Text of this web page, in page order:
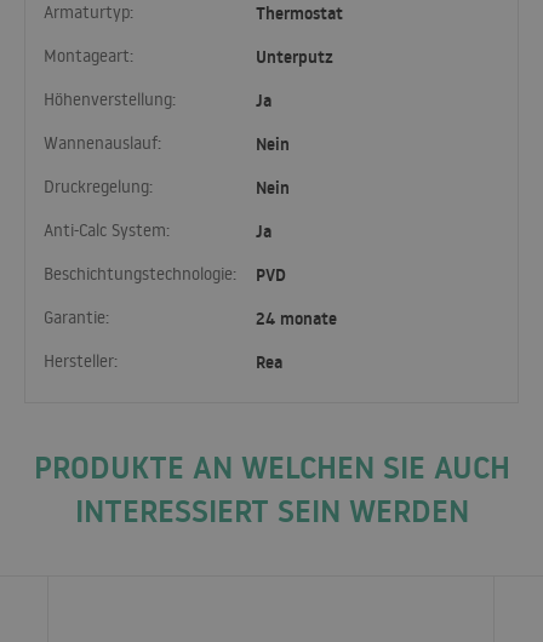
Armaturtyp: Thermostat
Montageart: Unterputz
Höhenverstellung: Ja
Wannenauslauf: Nein
Druckregelung: Nein
Anti-Calc System: Ja
Beschichtungstechnologie: PVD
Garantie: 24 monate
Hersteller: Rea
PRODUKTE AN WELCHEN SIE AUCH
INTERESSIERT SEIN WERDEN